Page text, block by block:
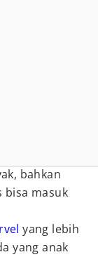
bahkan
bisa masuk
yang lebih
yang anak